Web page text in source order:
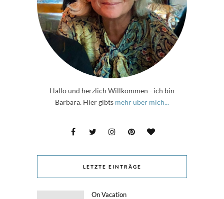
Hallo und herzlich Willkommen - ich bin
Barbara. Hier gibts mehr über mich...
LETZTE EINTRÄGE
On Vacation